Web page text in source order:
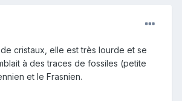
cristaux, elle est très lourde et se
à des traces de fossiles (petite
et le Frasnien.